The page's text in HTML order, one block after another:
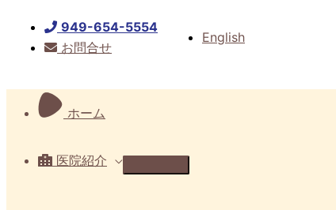
949-654-5554
お問合せ
English
ホーム
医院紹介